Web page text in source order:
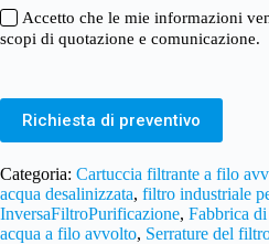
Accetto che le mie informazioni
scopi di quotazione e comunicazione.
Richiesta di preventivo
Categoria: Cartuccia filtrante a filo
acqua desalinizzata, filtro industriale
InversaFiltroPurificazione, Fabbrica
acqua a filo avvolto, Serrature del